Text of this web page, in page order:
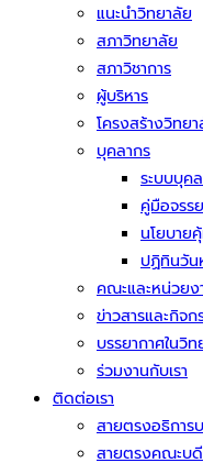
แนะนำวิทยาลัย
สภาวิทยาลัย
สภาวิชาการ
ผู้บริหาร
โครงสร้างวิทย
บุคลากร
ระบบบุค
คู่มือจรร
นโยบาย
ปฏิทินวัน
คณะและหน่วยง
ข่าวสารและกิจก
บรรยากาศในวิ
ร่วมงานกับเรา
ติดต่อเรา
สายตรงอธิการ
สายตรงคณะบดี